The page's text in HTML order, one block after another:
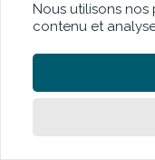
Nous utilisons
contenu et